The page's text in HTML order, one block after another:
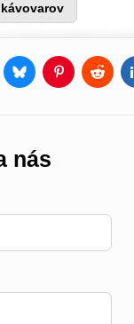
BlueskyPinterestReddit
nás